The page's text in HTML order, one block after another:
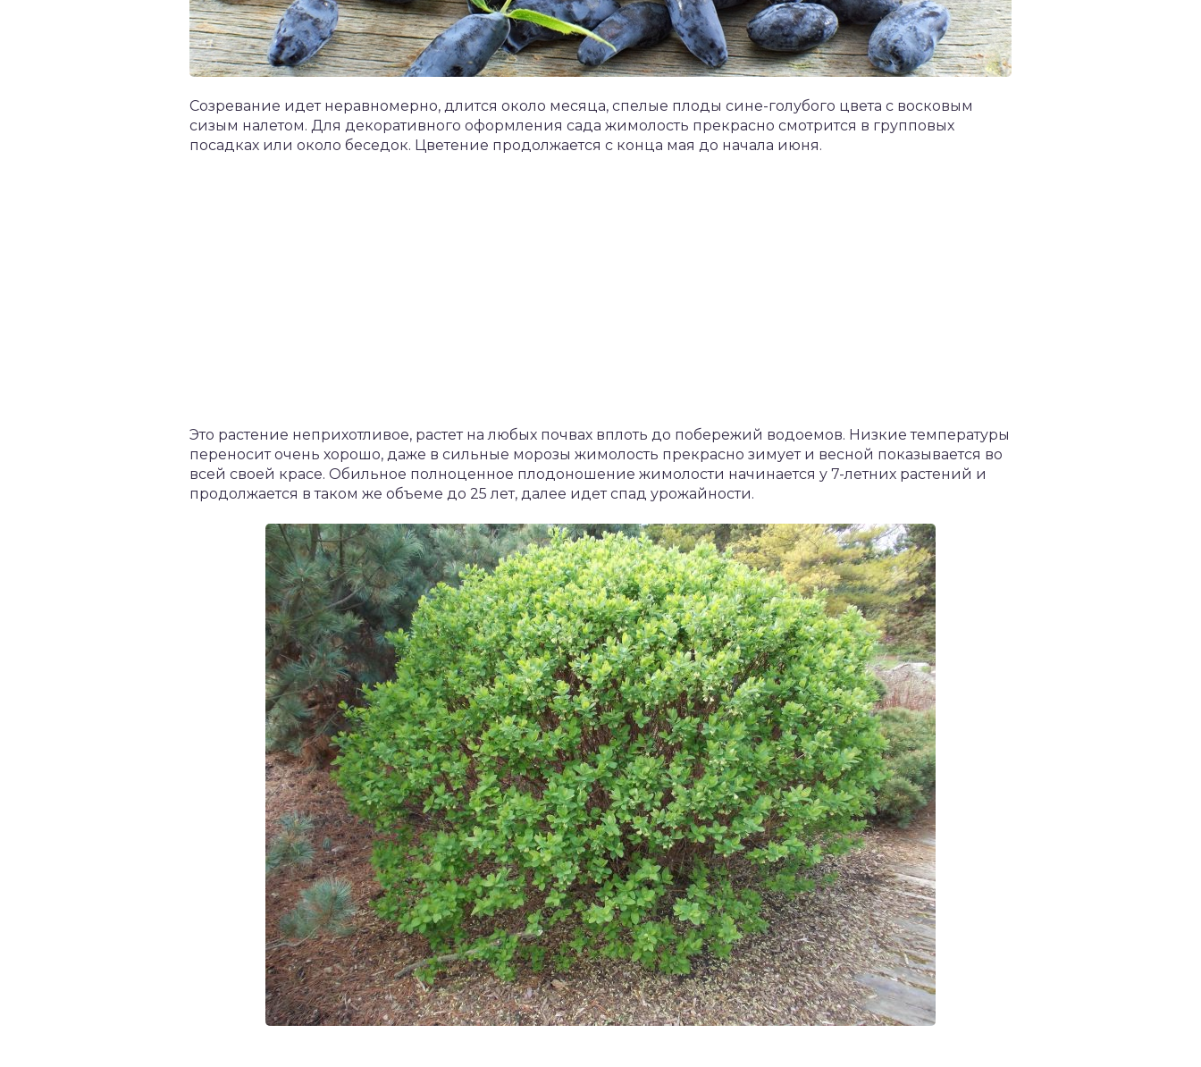
Созревание идет неравномерно, длится около месяца, спелые плоды сине-голубого цвета с восковым
сизым налетом. Для декоративного оформления сада жимолость прекрасно смотрится в групповых
посадках или около беседок. Цветение продолжается с конца мая до начала июня.
Это растение неприхотливое, растет на любых почвах вплоть до побережий водоемов. Низкие температуры
переносит очень хорошо, даже в сильные морозы жимолость прекрасно зимует и весной показывается во
всей своей красе. Обильное полноценное плодоношение жимолости начинается у 7-летних растений и
продолжается в таком же объеме до 25 лет, далее идет спад урожайности.